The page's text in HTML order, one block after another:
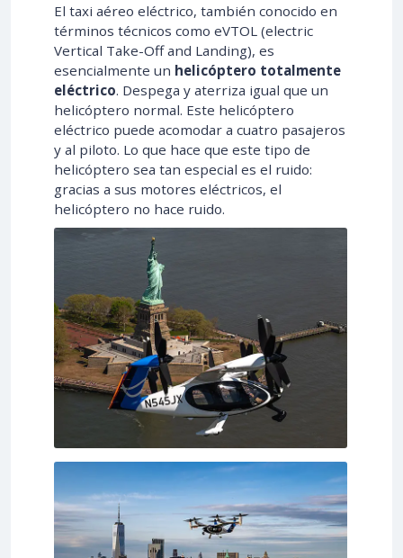
El taxi aéreo eléctrico, también conocido en
términos técnicos como eVTOL (electric
Vertical Take-Off and Landing), es
esencialmente un helicóptero totalmente
eléctrico. Despega y aterriza igual que un
helicóptero normal. Este helicóptero
eléctrico puede acomodar a cuatro pasajeros
y al piloto. Lo que hace que este tipo de
helicóptero sea tan especial es el ruido:
gracias a sus motores eléctricos, el
helicóptero no hace ruido.